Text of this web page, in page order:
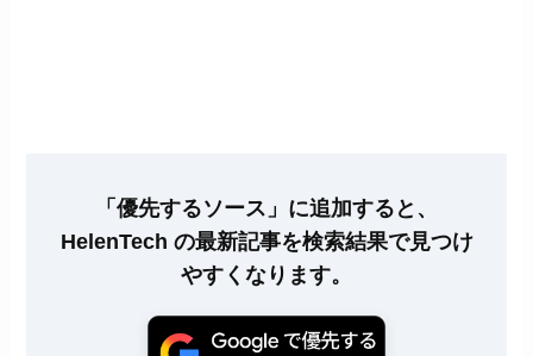
「優先するソース」に追加すると、
HelenTech の最新記事を検索結果で見つけ
やすくなります。